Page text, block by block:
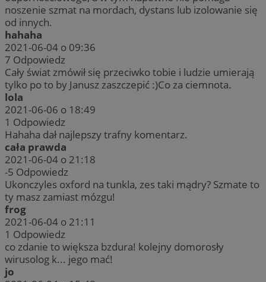
noszenie szmat na mordach, dystans lub izolowanie się
od innych.
hahaha
2021-06-04 o 09:36
7 Odpowiedz
Cały świat zmówił się przeciwko tobie i ludzie umierają
tylko po to by Janusz zaszczepić :)Co za ciemnota.
lola
2021-06-06 o 18:49
1 Odpowiedz
Hahaha dał najlepszy trafny komentarz.
cała prawda
2021-06-04 o 21:18
-5 Odpowiedz
Ukonczyles oxford na tunkla, zes taki mądry? Szmate to
ty masz zamiast mózgu!
frog
2021-06-04 o 21:11
1 Odpowiedz
co zdanie to większa bzdura! kolejny domorosły
wirusolog k... jego mać!
jo